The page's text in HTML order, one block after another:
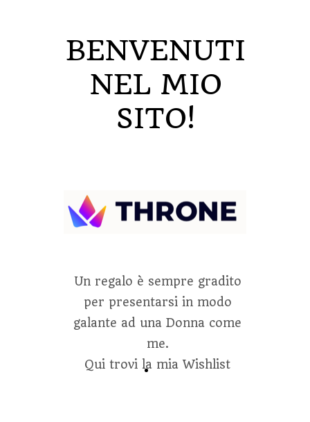
BENVENUTI
NEL MIO
SITO!
Un regalo è sempre gradito
per presentarsi in modo
galante ad una Donna come
me.
Qui trovi la mia Wishlist
LINK